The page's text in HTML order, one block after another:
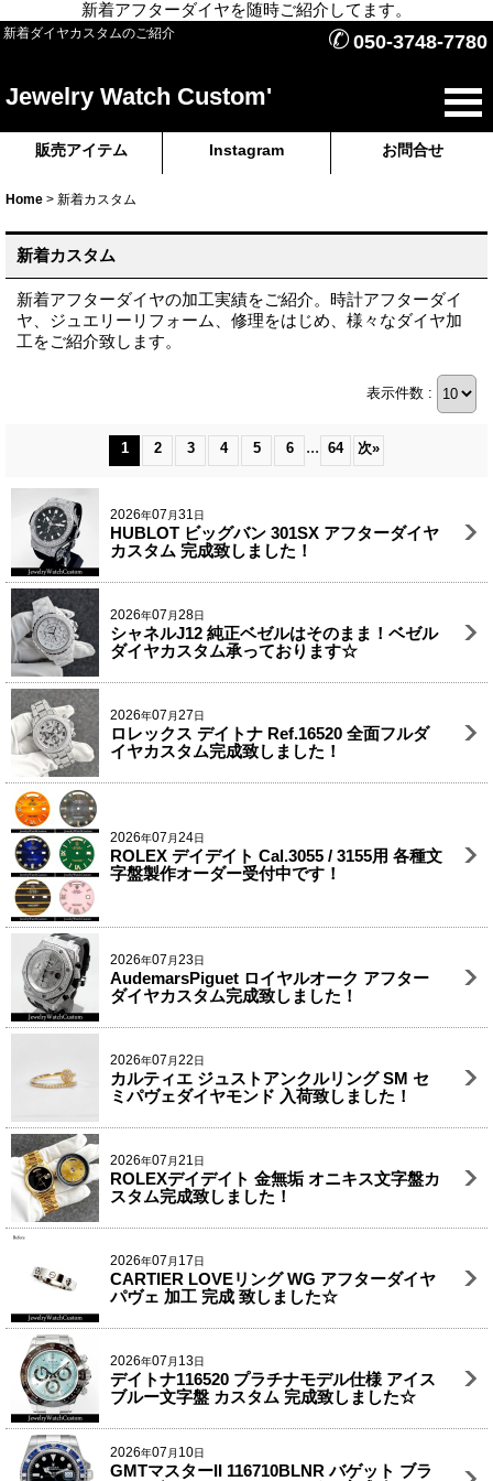
新着アフターダイヤを随時ご紹介してます。
新着ダイヤカスタムのご紹介 ✆ 050-3748-7780
Jewelry Watch Custom'
販売アイテム Instagram お問合せ
Home > 新着カスタム
新着カスタム
新着アフターダイヤの加工実績をご紹介。時計アフターダイ
ヤ、ジュエリーリフォーム、修理をはじめ、様々なダイヤ加
工をご紹介致します。
表示件数 :
1 2 3 4 5 6 ... 64 次»
2026年07 月31日
HUBLOT ビッグバン 301SX アフターダイヤ
カスタム 完成致しました！
2026年07 月28日
シャネルJ12 純正ベゼルはそのまま！ベゼル
ダイヤカスタム承っております☆
2026年07 月27日
ロレックス デイトナ Ref.16520 全面フルダ
イヤカスタム完成致しました！
2026年07 月24日
ROLEX デイデイト Cal.3055 / 3155用 各種文
字盤製作オーダー受付中です！
2026年07 月23日
AudemarsPiguet ロイヤルオーク アフター
ダイヤカスタム完成致しました！
2026年07 月22日
カルティエ ジュストアンクルリング SM セ
ミパヴェダイヤモンド 入荷致しました！
2026年07 月21日
ROLEXデイデイト 金無垢 オニキス文字盤カ
スタム完成致しました！
2026年07 月 17日
CARTIER LOVEリング WG アフターダイヤ
パヴェ 加工 完成 致しました☆
2026年07 月 13日
デイトナ116520 プラチナモデル仕様 アイス
ブルー文字盤 カスタム 完成致しました☆
2026年07 月 10日
GMTマスターII 116710BLNR バゲット ブラ